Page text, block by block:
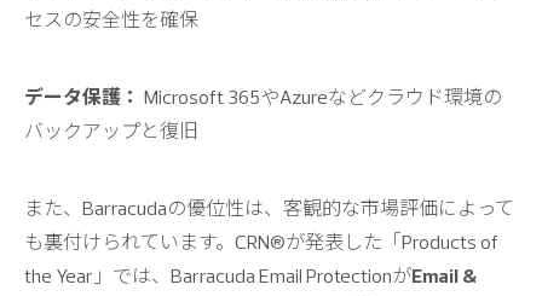
セスの安全性を確保
データ保護： Microsoft 365やAzureなどクラウド環境の
バックアップと復旧
また、Barracudaの優位性は、客観的な市場評価によって
も裏付けられています。CRN®が発表した「Products of
the Year」では、Barracuda Email ProtectionがEmail &